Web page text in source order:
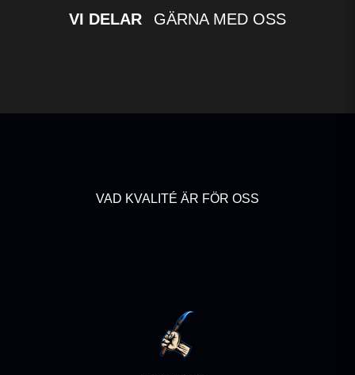
VI DELAR GÄRNA MED OSS
VAD KVALITÉ ÄR FÖR OSS